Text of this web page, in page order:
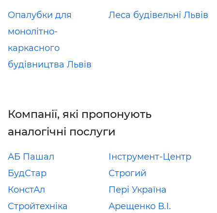
Опалубки для
монолітно-
каркасного
будівництва Львів
Леса будівельні Львів
Компанії, які пропонують
аналогічні послуги
АБ Пашал
Інструмент-Центр
БудСтар
Строгий
КонстАл
Пері Україна
Стройтехніка
Арещенко В.І.